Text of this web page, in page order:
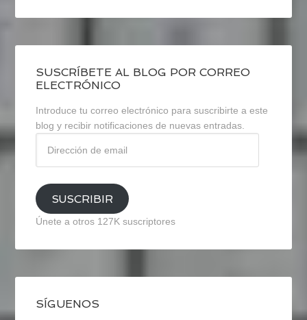
SUSCRÍBETE AL BLOG POR CORREO
ELECTRÓNICO
Introduce tu correo electrónico para suscribirte a este
blog y recibir notificaciones de nuevas entradas.
email
SUSCRIBIR
Únete a otros 127K suscriptores
SÍGUENOS